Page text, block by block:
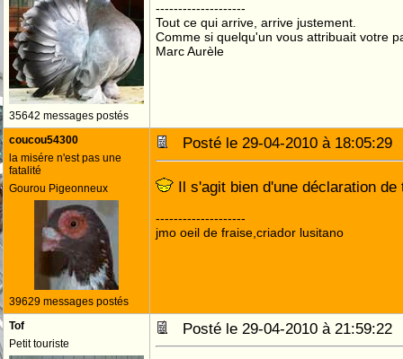
35642 messages postés
--------------------
Tout ce qui arrive, arrive justement.
Comme si quelqu'un vous attribuait votre
Marc Aurèle
coucou54300
la misére n'est pas une
fatalité
Gourou Pigeonneux
39629 messages postés
Posté le 29-04-2010 à
Il s'agit bien d'une déclaration
--------------------
jmo oeil de fraise,criador lusitano
Tof
Petit touriste
Posté le 29-04-2010 à